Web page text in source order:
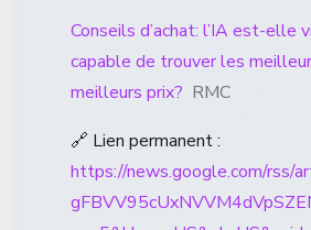
Conseils d’achat: l’IA est-elle
capable de trouver les
meilleurs prix? RMC
🔗 Lien permanent :
https://news.google.com/rss/